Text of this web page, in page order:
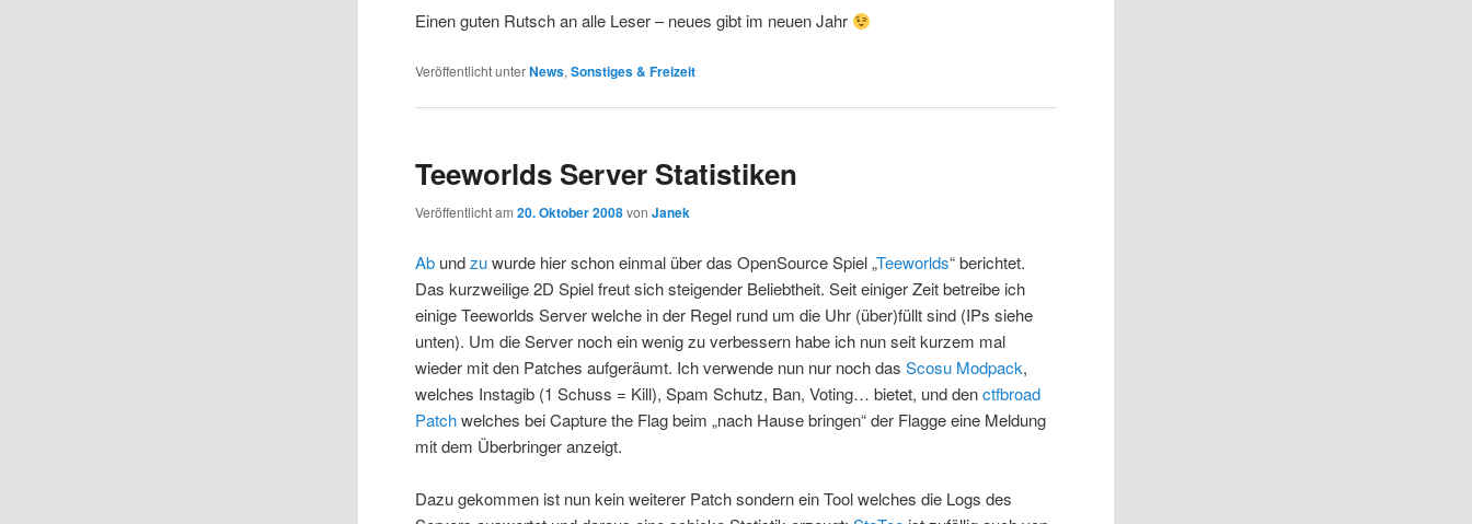
Einen guten Rutsch an alle Leser – neues gibt im neuen Jahr
Veröffentlicht unter News,Sonstiges & Freizeit
Teeworlds Server Statistiken
Veröffentlicht am20. Oktober 2008 vonJanek
Ab undzuwurde hier schon einmal über das OpenSource Spiel „Teeworlds“ berichtet.
Das kurzweilige 2D Spiel freut sich steigender Beliebtheit. Seit einiger Zeit betreibe ich
einige Teeworlds Server welche in der Regel rund um die Uhr (über)füllt sind (IPs siehe
unten). Um die Server noch ein wenig zu verbessern habe ich nun seit kurzem mal
wieder mit den Patches aufgeräumt. Ich verwende nun nur noch dasScosu Modpack,
welches Instagib (1 Schuss = Kill), Spam Schutz, Ban, Voting… bietet, und denctfbroad
Patchwelches bei Capture the Flag beim „nach Hause bringen“ der Flagge eine Meldung
mit dem Überbringer anzeigt.
Dazu gekommen ist nun kein weiterer Patch sondern ein Tool welches die Logs des